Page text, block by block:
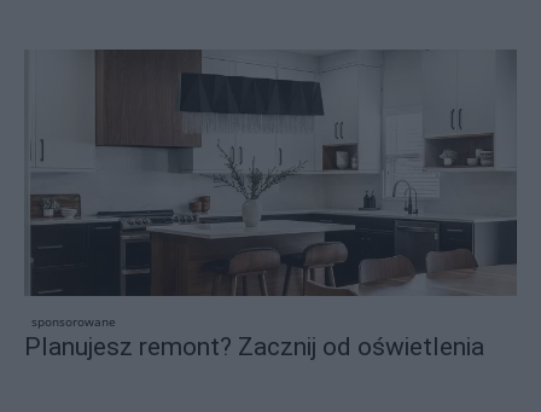
sponsorowane
Planujesz remont? Zacznij od oświetlenia